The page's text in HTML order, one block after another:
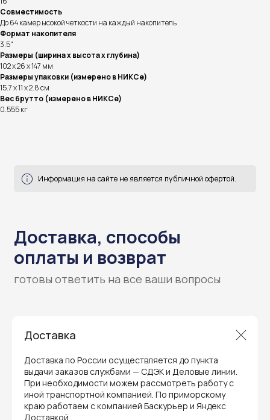
Совместимость
До 64 камер ысокой четкости на каждый накопитель
Формат накопителя
3.5"
Размеры (ширина x высота x глубина)
102 x 26 x 147 мм
Размеры упаковки (измерено в НИКСе)
15.7 x 11 x 2.8 см
Вес брутто (измерено в НИКСе)
0.555 кг
Доставка, способы
оплаты и возврат
готовы ответить на все ваши вопросы
Доставка
Доставка по России осуществляется до пункта
выдачи заказов службами — СДЭК и Деловые линии.
При необходимости можем рассмотреть работу с
иной транспортной компанией. По приморскому
краю работаем с компанией Баскурьер и Яндекс
Доставкой.
Гарантия и поддержка
Мы предлагаем полный послепродажный
сервис для торгового оборудования,
видеонаблюдения и онлайн-касс. Все
ремонт и сервис